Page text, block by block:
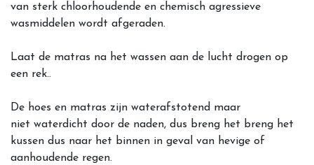
van sterk chloorhoudende en chemisch agressieve
wasmiddelen wordt afgeraden.
Laat de matras na het wassen aan de lucht drogen op
een rek..
De hoes en matras zijn waterafstotend maar
niet waterdicht door de naden, dus breng het breng het
kussen dus naar het binnen in geval van hevige of
aanhoudende regen.